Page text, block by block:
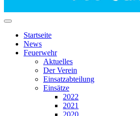
Startseite
News
Feuerwehr
Aktuelles
Der Verein
Einsatzabteilung
Einsätze
2022
2021
2020